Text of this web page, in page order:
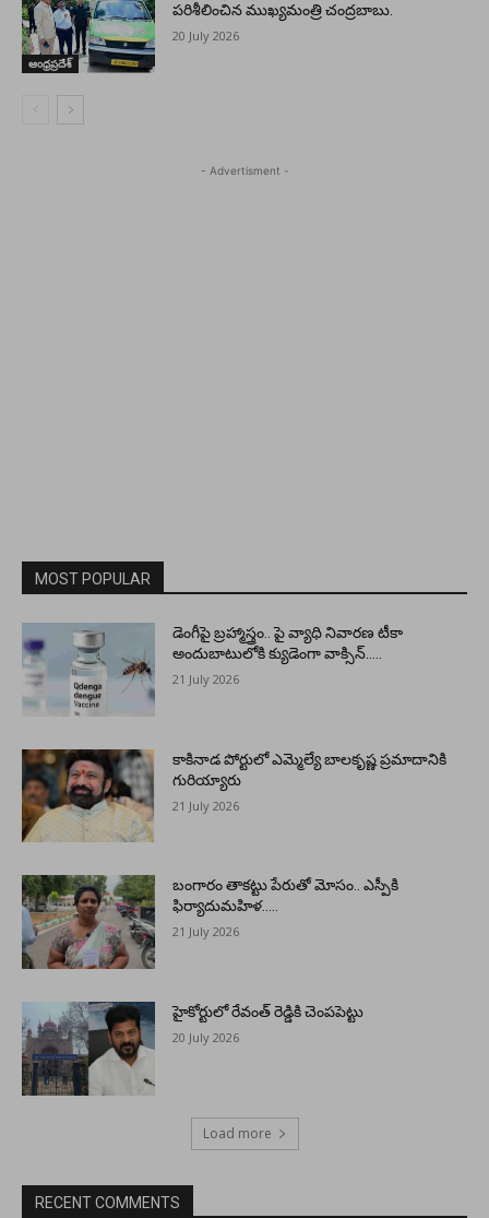
ఆంధ్రప్రదేశ్
పరిశీలించిన ముఖ్యమంత్రి చంద్రబాబు.
20 July 2026
- Advertisment -
MOST POPULAR
డెంగీపై బ్రహ్మాస్త్రం.. పై వ్యాధి నివారణ టీకా
అందుబాటులోకి క్యుడెంగా వాక్సిన్…..
21 July 2026
కాకినాడ పోర్టులో ఎమ్మెల్యే బాలకృష్ణ ప్రమాదానికి
గురియ్యారు
21 July 2026
బంగారం తాకట్టు పేరుతో మోసం.. ఎస్పీకి
ఫిర్యాదుమహిళ…..
21 July 2026
హైకోర్టులో రేవంత్ రెడ్డికి చెంపపెట్టు
20 July 2026
Load more
RECENT COMMENTS